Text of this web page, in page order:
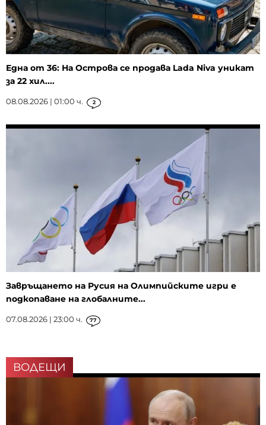
Една от 36: На Острова се продава Lada Niva уникат
за 22 хил....
08.08.2026 | 01:00 ч. 2
Завръщането на Русия на Олимпийските игри е
подкопаване на глобалните...
07.08.2026 | 23:00 ч. 77
ВОДЕЩИ